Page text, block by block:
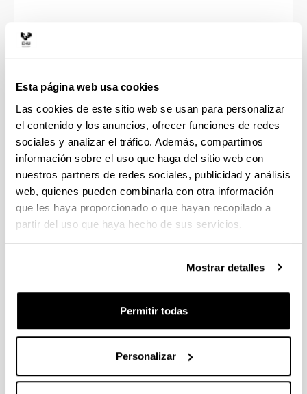
Esta página web usa cookies
Las cookies de este sitio web se usan para personalizar
el contenido y los anuncios, ofrecer funciones de redes
sociales y analizar el tráfico. Además, compartimos
información sobre el uso que haga del sitio web con
nuestros partners de redes sociales, publicidad y análisis
web, quienes pueden combinarla con otra información
que les haya proporcionado o que hayan recopilado a
partir del uso que haya hecho de sus servicios.
Mostrar detalles
Permitir todas
Personalizar
HEFA-II Vice-Dean of
Degree Projects (FDP)
Arana
Ex -Vice-Dean of Mobility
Nere Amenabar
Perurena
Ex -Vice-Dean of Mobility
Marian Soroa
Udabe
Filosofia Saileko burua
Jon Umerez
Saileko burua
Pio Perez
Irakaslea INSPE
Chatêaureynaud
Jon Albizu
Aguirrezabalaga